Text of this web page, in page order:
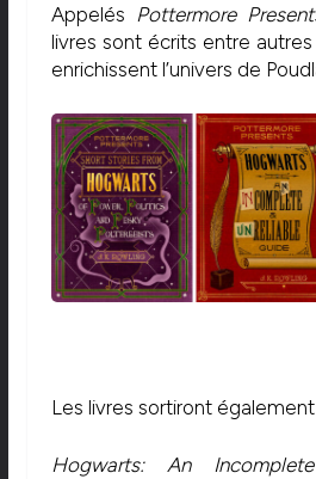
Appelés Pottermore
livres sont écrits entre
enrichissent l’univers de
Les livres sortiront
Hogwarts: An